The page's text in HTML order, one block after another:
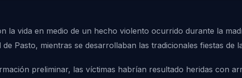
la vida en medio de un hecho violento ocurrido durante la
Pasto, mientras se desarrollaban las tradicionales fiestas de
preliminar, las víctimas habrían resultado heridas con